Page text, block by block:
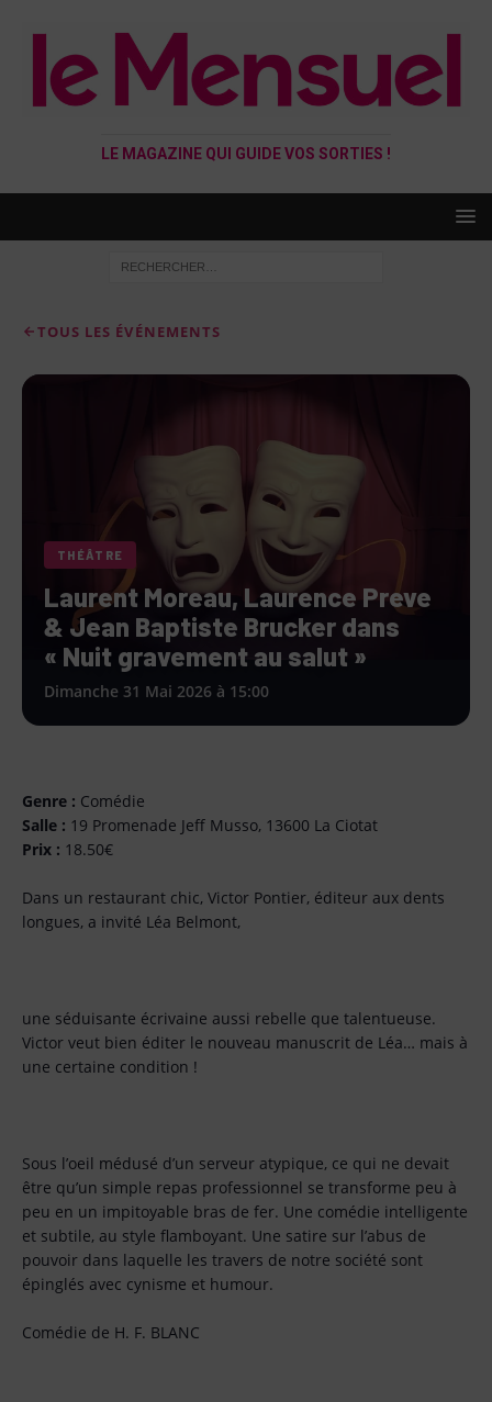
LE MAGAZINE QUI GUIDE VOS SORTIES !
TOUS LES ÉVÉNEMENTS
THÉÂTRE
Laurent Moreau, Laurence Preve
& Jean Baptiste Brucker dans
« Nuit gravement au salut »
Dimanche 31 Mai 2026 à 15:00
Genre : Comédie
Salle : 19 Promenade Jeff Musso, 13600 La Ciotat
Prix : 18.50€
Dans un restaurant chic, Victor Pontier, éditeur aux dents
longues, a invité Léa Belmont,
une séduisante écrivaine aussi rebelle que talentueuse.
Victor veut bien éditer le nouveau manuscrit de Léa… mais à
une certaine condition !
Sous l’oeil médusé d’un serveur atypique, ce qui ne devait
être qu’un simple repas professionnel se transforme peu à
peu en un impitoyable bras de fer. Une comédie intelligente
et subtile, au style flamboyant. Une satire sur l’abus de
pouvoir dans laquelle les travers de notre société sont
épinglés avec cynisme et humour.
Comédie de H. F. BLANC